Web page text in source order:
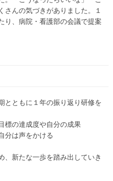
さんの気づきがありました。１
り、病院・看護部の会議で提案
とともに１年の振り返り研修を
標の達成度や自分の成果
分は声をかける
、新たな一歩を踏み出していき